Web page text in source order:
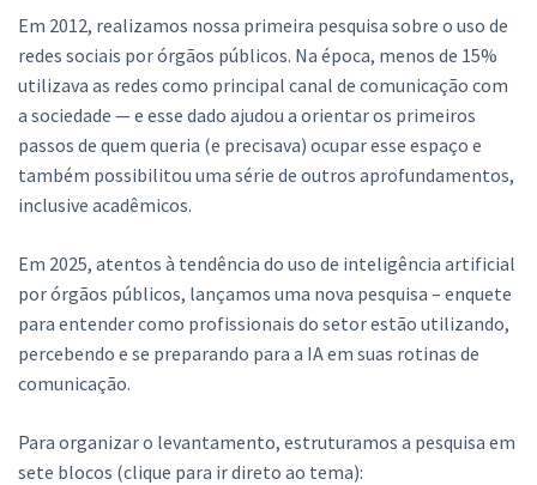
Em 2012, realizamos nossa primeira pesquisa sobre o uso de
redes sociais por órgãos públicos. Na época, menos de 15%
utilizava as redes como principal canal de comunicação com
a sociedade — e esse dado ajudou a orientar os primeiros
passos de quem queria (e precisava) ocupar esse espaço e
também possibilitou uma série de outros aprofundamentos,
inclusive acadêmicos.
Em 2025, atentos à tendência do uso de inteligência artificial
por órgãos públicos, lançamos uma nova pesquisa – enquete
para entender como profissionais do setor estão utilizando,
percebendo e se preparando para a IA em suas rotinas de
comunicação.
Para organizar o levantamento, estruturamos a pesquisa em
sete blocos (clique para ir direto ao tema):